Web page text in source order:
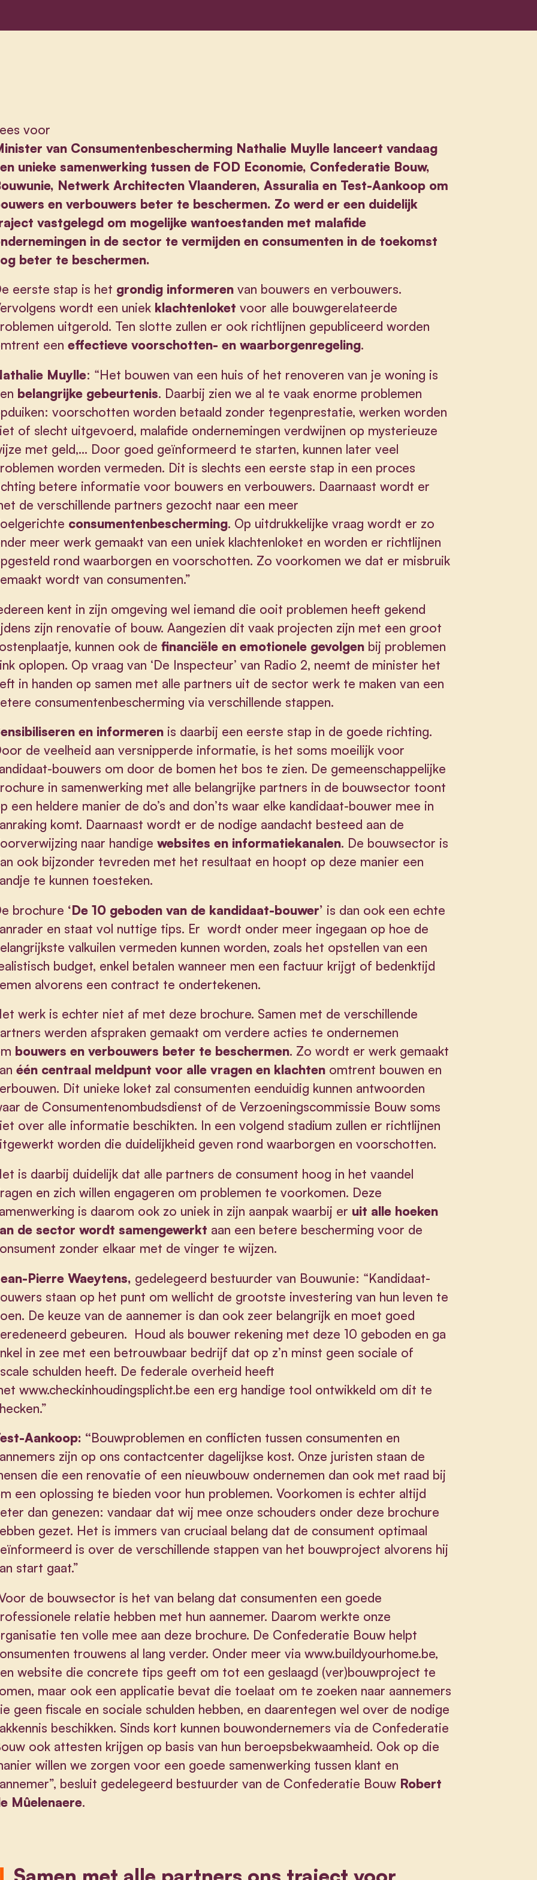
voor
van Consumentenbescherming Nathalie Muylle lanceert vandaag
unieke samenwerking tussen de FOD Economie, Confederatie Bouw,
Netwerk Architecten Vlaanderen, Assuralia en Test-Aankoop om
en verbouwers beter te beschermen. Zo werd er een duidelijk
vastgelegd om mogelijke wantoestanden met malafide
in de sector te vermijden en consumenten in de toekomst
beter te beschermen.
eerste stap is het grondig informeren van bouwers en verbouwers.
wordt een uniek klachtenloket voor alle bouwgerelateerde
uitgerold. Ten slotte zullen er ook richtlijnen gepubliceerd worden
een effectieve voorschotten- en waarborgenregeling.
Muylle: “Het bouwen van een huis of het renoveren van je woning is
belangrijke gebeurtenis. Daarbij zien we al te vaak enorme problemen
voorschotten worden betaald zonder tegenprestatie, werken worden
of slecht uitgevoerd, malafide ondernemingen verdwijnen op mysterieuze
met geld,… Door goed geïnformeerd te starten, kunnen later veel
worden vermeden. Dit is slechts een eerste stap in een proces
betere informatie voor bouwers en verbouwers. Daarnaast wordt er
de verschillende partners gezocht naar een meer
consumentenbescherming. Op uitdrukkelijke vraag wordt er zo
meer werk gemaakt van een uniek klachtenloket en worden er richtlijnen
rond waarborgen en voorschotten. Zo voorkomen we dat er misbruik
wordt van consumenten.”
kent in zijn omgeving wel iemand die ooit problemen heeft gekend
zijn renovatie of bouw. Aangezien dit vaak projecten zijn met een groot
kunnen ook de financiële en emotionele gevolgen bij problemen
oplopen. Op vraag van ‘De Inspecteur’ van Radio 2, neemt de minister het
in handen op samen met alle partners uit de sector werk te maken van een
consumentenbescherming via verschillende stappen.
en informeren is daarbij een eerste stap in de goede richting.
de veelheid aan versnipperde informatie, is het soms moeilijk voor
bouwers om door de bomen het bos te zien. De gemeenschappelijke
in samenwerking met alle belangrijke partners in de bouwsector toont
een heldere manier de do’s and don’ts waar elke kandidaat-bouwer mee in
komt. Daarnaast wordt er de nodige aandacht besteed aan de
naar handige websites en informatiekanalen. De bouwsector is
ook bijzonder tevreden met het resultaat en hoopt op deze manier een
te kunnen toesteken.
brochure ‘De 10 geboden van de kandidaat-bouwer’ is dan ook een echte
en staat vol nuttige tips. Er wordt onder meer ingegaan op hoe de
valkuilen vermeden kunnen worden, zoals het opstellen van een
budget, enkel betalen wanneer men een factuur krijgt of bedenktijd
alvorens een contract te ondertekenen.
werk is echter niet af met deze brochure. Samen met de verschillende
werden afspraken gemaakt om verdere acties te ondernemen
bouwers en verbouwers beter te beschermen. Zo wordt er werk gemaakt
één centraal meldpunt voor alle vragen en klachten omtrent bouwen en
Dit unieke loket zal consumenten eenduidig kunnen antwoorden
de Consumentenombudsdienst of de Verzoeningscommissie Bouw soms
over alle informatie beschikten. In een volgend stadium zullen er richtlijnen
worden die duidelijkheid geven rond waarborgen en voorschotten.
is daarbij duidelijk dat alle partners de consument hoog in het vaandel
en zich willen engageren om problemen te voorkomen. Deze
is daarom ook zo uniek in zijn aanpak waarbij er uit alle hoeken
de sector wordt samengewerkt aan een betere bescherming voor de
zonder elkaar met de vinger te wijzen.
Pierre Waeytens, gedelegeerd bestuurder van Bouwunie: “Kandidaat-
staan op het punt om wellicht de grootste investering van hun leven te
De keuze van de aannemer is dan ook zeer belangrijk en moet goed
gebeuren. Houd als bouwer rekening met deze 10 geboden en ga
in zee met een betrouwbaar bedrijf dat op z’n minst geen sociale of
schulden heeft. De federale overheid heeft
www.checkinhoudingsplicht.be een erg handige tool ontwikkeld om dit te
Aankoop: “Bouwproblemen en conflicten tussen consumenten en
zijn op ons contactcenter dagelijkse kost. Onze juristen staan de
die een renovatie of een nieuwbouw ondernemen dan ook met raad bij
een oplossing te bieden voor hun problemen. Voorkomen is echter altijd
dan genezen: vandaar dat wij mee onze schouders onder deze brochure
gezet. Het is immers van cruciaal belang dat de consument optimaal
is over de verschillende stappen van het bouwproject alvorens hij
start gaat.”
de bouwsector is het van belang dat consumenten een goede
relatie hebben met hun aannemer. Daarom werkte onze
ten volle mee aan deze brochure. De Confederatie Bouw helpt
trouwens al lang verder. Onder meer via www.buildyourhome.be,
website die concrete tips geeft om tot een geslaagd (ver)bouwproject te
maar ook een applicatie bevat die toelaat om te zoeken naar aannemers
geen fiscale en sociale schulden hebben, en daarentegen wel over de nodige
beschikken. Sinds kort kunnen bouwondernemers via de Confederatie
ook attesten krijgen op basis van hun beroepsbekwaamheid. Ook op die
willen we zorgen voor een goede samenwerking tussen klant en
besluit gedelegeerd bestuurder van de Confederatie Bouw Robert
Mûelenaere.